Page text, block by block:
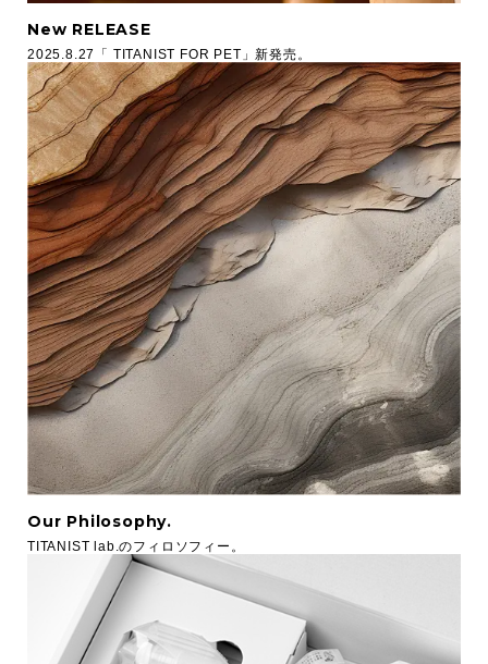
New RELEASE
2025.8.27「 TITANIST FOR PET」新発売。
Our Philosophy.
TITANIST lab.のフィロソフィー。